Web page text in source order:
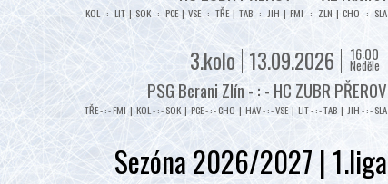
KOL - : - LIT | SOK - : - PCE | VSE - : - TŘE | TAB - : - JIH | FMI - : - ZLN | CHO - : - SLA
16:00
Neděle
13.09.2026
3.kolo
PSG Berani Zlín - : - HC ZUBR PŘEROV
TŘE - : - FMI | KOL - : - SOK | PCE - : - CHO | HAV - : - VSE | LIT - : - TAB | JIH - : - SLA
Sezóna 2026/2027 | 1.liga